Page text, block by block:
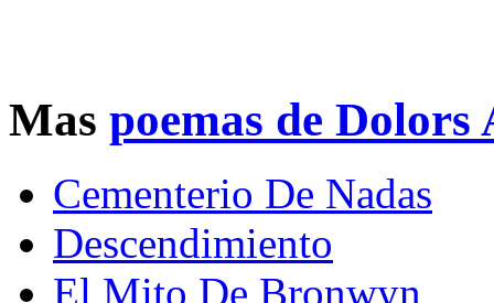
Mas poemas de Dolors
Cementerio De Nadas
Descendimiento
El Mito De Bronwyn